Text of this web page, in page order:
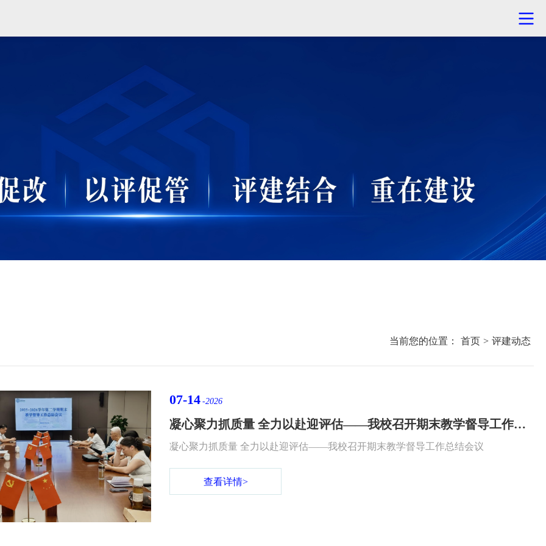
当前您的位置： 首页 > 评建动态
07-14 -2026
凝心聚力抓质量 全力以赴迎评估——我校召开期末教学督导工作总结会议
凝心聚力抓质量 全力以赴迎评估——我校召开期末教学督导工作总结会议
查看详情>